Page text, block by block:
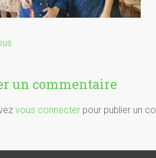
un commentaire
vous connecter pour publier un